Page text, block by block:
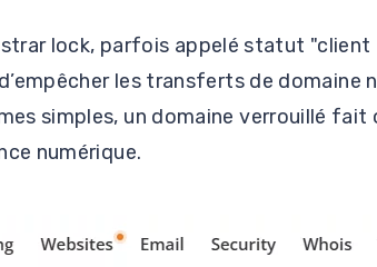
lock, parfois appelé statut
les transferts de domaine
simples, un domaine verrouillé
numérique.